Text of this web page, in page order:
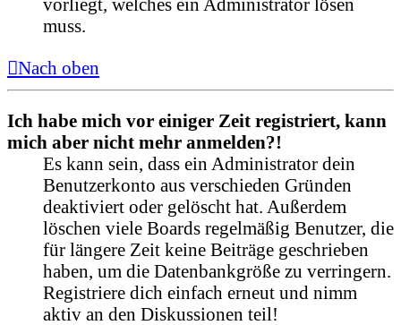
muss.
Nach oben
Ich habe mich vor einiger Zeit registriert, kann
mich aber nicht mehr anmelden?!
Es kann sein, dass ein Administrator dein
Benutzerkonto aus verschieden Gründen
deaktiviert oder gelöscht hat. Außerdem
löschen viele Boards regelmäßig Benutzer, die
für längere Zeit keine Beiträge geschrieben
haben, um die Datenbankgröße zu verringern.
Registriere dich einfach erneut und nimm
aktiv an den Diskussionen teil!